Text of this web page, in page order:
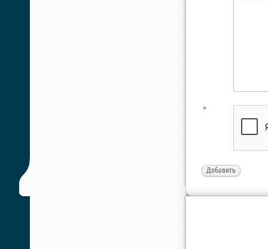
*
Добавить